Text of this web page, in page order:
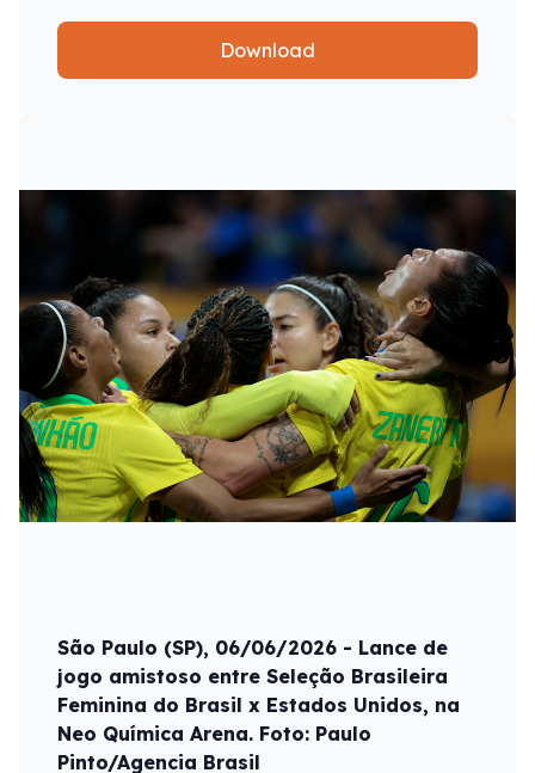
Download
São Paulo (SP), 06/06/2026 - Lance de
jogo amistoso entre Seleção Brasileira
Feminina do Brasil x Estados Unidos, na
Neo Química Arena. Foto: Paulo
Pinto/Agencia Brasil